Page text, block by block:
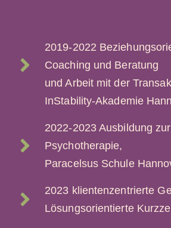
2019-2022
Coaching und Beratung
und Arbeit mit der
InStability-Akademie
2022-2023 Ausbildung
Psychotherapie,
Paracelsus Schule
2023 klientenzentrierte
Lösungsorientierte